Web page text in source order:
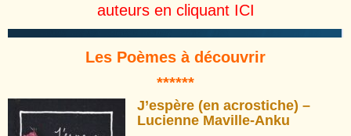
auteurs en cliquant ICI
Les Poèmes à découvrir
******
J’espère (en acrostiche) –
Lucienne Maville-Anku